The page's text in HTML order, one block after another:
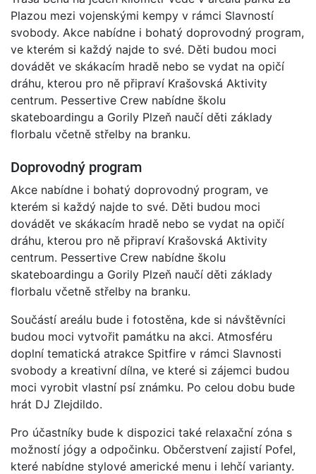
Plazou mezi vojenskými kempy v rámci Slavností
svobody. Akce nabídne i bohatý doprovodný program,
ve kterém si každý najde to své. Děti budou moci
dovádět ve skákacím hradě nebo se vydat na opičí
dráhu, kterou pro ně připraví Krašovská Aktivity
centrum. Pessertive Crew nabídne školu
skateboardingu a Gorily Plzeň naučí děti základy
florbalu včetně střelby na branku.
Doprovodný program
Akce nabídne i bohatý doprovodný program, ve
kterém si každý najde to své. Děti budou moci
dovádět ve skákacím hradě nebo se vydat na opičí
dráhu, kterou pro ně připraví Krašovská Aktivity
centrum. Pessertive Crew nabídne školu
skateboardingu a Gorily Plzeň naučí děti základy
florbalu včetně střelby na branku.
Součástí areálu bude i fotostěna, kde si návštěvníci
budou moci vytvořit památku na akci. Atmosféru
doplní tematická atrakce Spitfire v rámci Slavnosti
svobody a kreativní dílna, ve které si zájemci budou
moci vyrobit vlastní psí známku. Po celou dobu bude
hrát DJ Zlejdildo.
Pro účastníky bude k dispozici také relaxační zóna s
možností jógy a odpočinku. Občerstvení zajistí Pofel,
které nabídne stylové americké menu i lehčí varianty.